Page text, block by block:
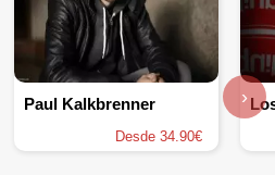
Paul Kalkbrenner
Desde 34.90€
›